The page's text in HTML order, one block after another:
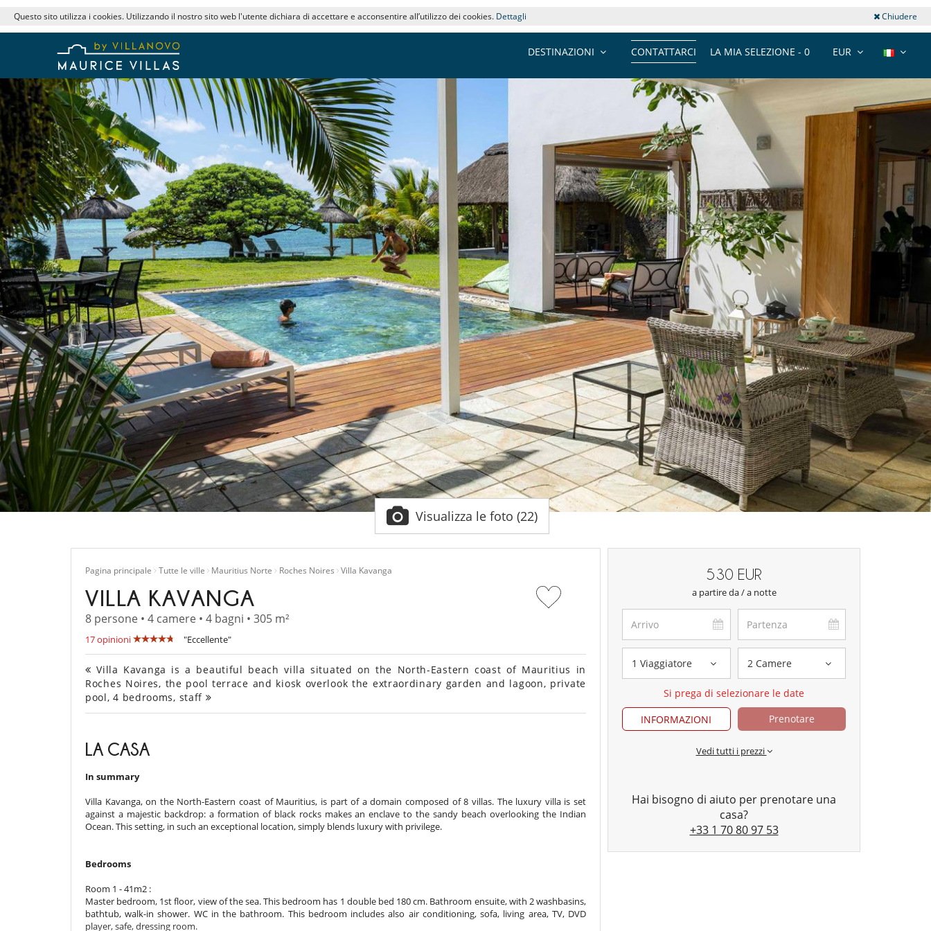
Questo sito utilizza i cookies. Utilizzando il nostro sito web l'utente dichiara di accettare e acconsentire all’utilizzo dei cookies. Dettagli Chiudere
EUR
LA MIA SELEZIONE - 0
CONTATTARCI
DESTINAZIONI
Visualizza le foto (22)
Pagina principale Tutte le ville Mauritius Norte Roches Noires Villa Kavanga
VILLA KAVANGA
8 persone • 4 camere • 4 bagni • 305 m²
17 opinioni "Eccellente"
Villa Kavanga is a beautiful beach villa situated on the North-Eastern coast of Mauritius in
Roches Noires, the pool terrace and kiosk overlook the extraordinary garden and lagoon, private
pool, 4 bedrooms, staff
LA CASA
In summary
Villa Kavanga, on the North-Eastern coast of Mauritius, is part of a domain composed of 8 villas. The luxury villa is set
against a majestic backdrop: a formation of black rocks makes an enclave to the sandy beach overlooking the Indian
Ocean. This setting, in such an exceptional location, simply blends luxury with privilege.
Bedrooms
Room 1 - 41m2 :
Master bedroom, 1st floor, view of the sea. This bedroom has 1 double bed 180 cm. Bathroom ensuite, with 2 washbasins,
bathtub, walk-in shower. WC in the bathroom. This bedroom includes also air conditioning, sofa, living area, TV, DVD
player, safe, dressing room.
530 EUR
a partire da / a notte
1 Viaggiatore 2 Camere
Si prega di selezionare le date
INFORMAZIONI
Prenotare
Vedi tutti i prezzi
Hai bisogno di aiuto per prenotare una
casa?
+33 1 70 80 97 53